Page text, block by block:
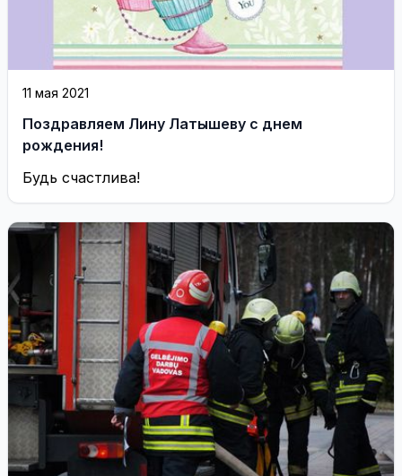
11 мая 2021
Поздравляем Лину Латышеву с днем
рождения!
Будь счастлива!